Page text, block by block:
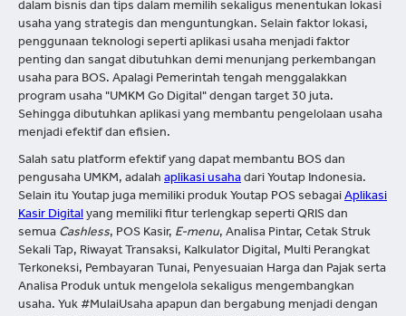
dalam bisnis dan tips dalam memilih sekaligus menentukan lokasi
usaha yang strategis dan menguntungkan. Selain faktor lokasi,
penggunaan teknologi seperti aplikasi usaha menjadi faktor
penting dan sangat dibutuhkan demi menunjang perkembangan
usaha para BOS. Apalagi Pemerintah tengah menggalakkan
program usaha "UMKM Go Digital" dengan target 30 juta.
Sehingga dibutuhkan aplikasi yang membantu pengelolaan usaha
menjadi efektif dan efisien.
Salah satu platform efektif yang dapat membantu BOS dan
pengusaha UMKM, adalah aplikasi usaha dari Youtap Indonesia.
Selain itu Youtap juga memiliki produk Youtap POS sebagai Aplikasi
Kasir Digital yang memiliki fitur terlengkap seperti QRIS dan
semua Cashless, POS Kasir, E-menu, Analisa Pintar, Cetak Struk
Sekali Tap, Riwayat Transaksi, Kalkulator Digital, Multi Perangkat
Terkoneksi, Pembayaran Tunai, Penyesuaian Harga dan Pajak serta
Analisa Produk untuk mengelola sekaligus mengembangkan
usaha. Yuk #MulaiUsaha apapun dan bergabung menjadi dengan